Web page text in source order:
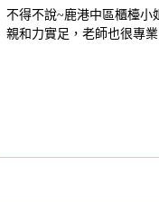
不得不說~鹿港中區櫃檯小
親和力實足，老師也很專